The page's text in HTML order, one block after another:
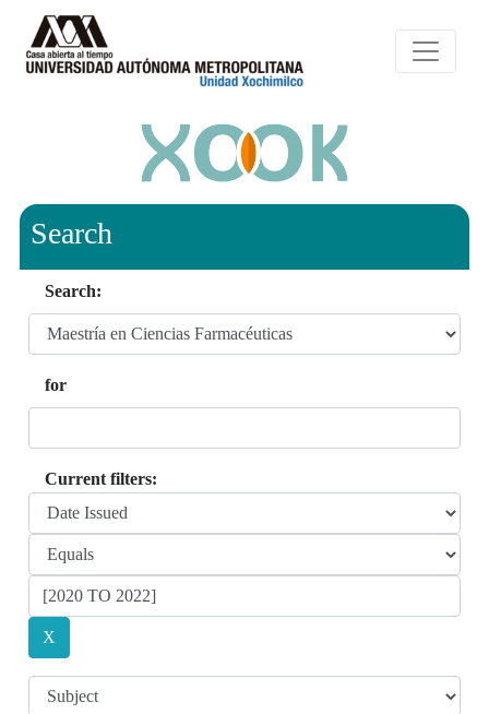
Search
Search:
for
Current filters: